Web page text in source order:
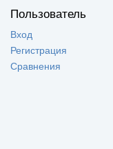
Пользователь
Вход
Регистрация
Сравнения